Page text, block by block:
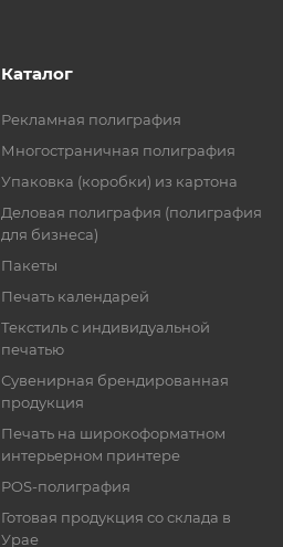
Каталог
Рекламная полиграфия
Многостраничная полиграфия
Упаковка (коробки) из картона
Деловая полиграфия (полиграфия
для бизнеса)
Пакеты
Печать календарей
Текстиль с индивидуальной
печатью
Сувенирная брендированная
продукция
Печать на широкоформатном
интерьерном принтере
POS-полиграфия
Готовая продукция со склада в
Урае